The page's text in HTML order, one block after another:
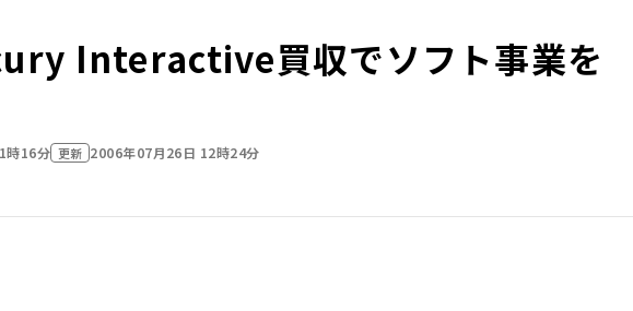
Interactive買収でソフト事業を
時16分 更新 2006年07月26日 12時24分